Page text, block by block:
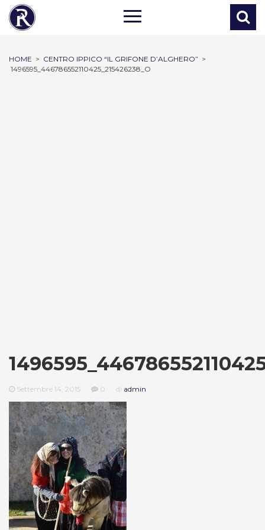
HOME > CENTRO IPPICO “IL GRIFONE D’ALGHERO” >
1496595_446786552110425_215426238_O
Settembre 14, 2015 0 di admin